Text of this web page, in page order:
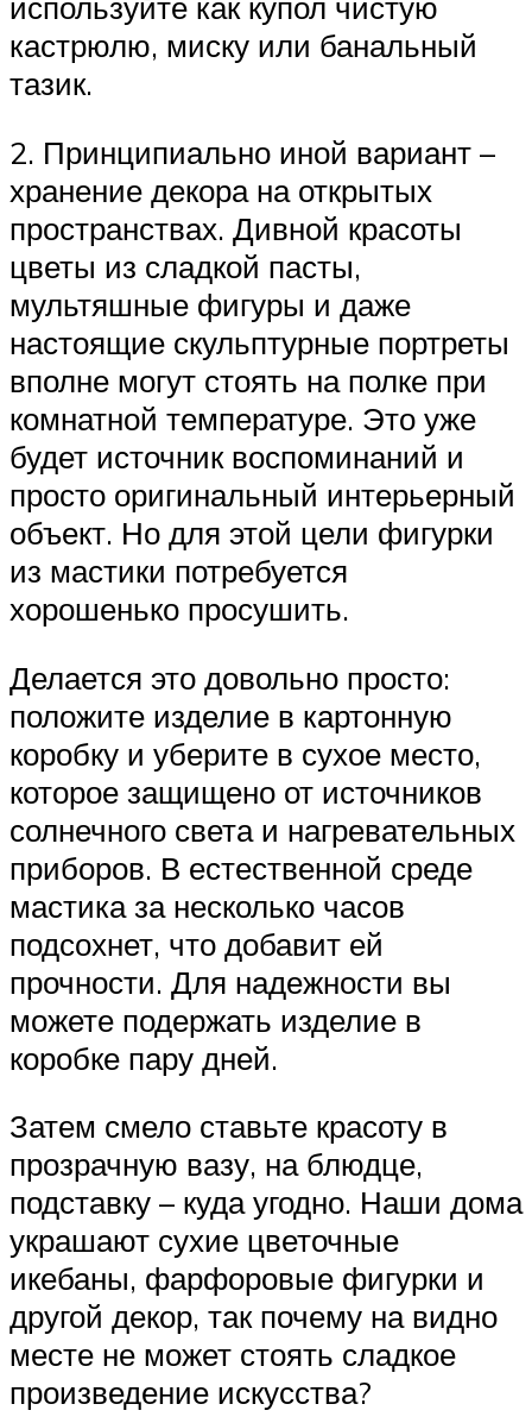
используйте как купол чистую
кастрюлю, миску или банальный
тазик.
2. Принципиально иной вариант –
хранение декора на открытых
пространствах. Дивной красоты
цветы из сладкой пасты,
мультяшные фигуры и даже
настоящие скульптурные портреты
вполне могут стоять на полке при
комнатной температуре. Это уже
будет источник воспоминаний и
просто оригинальный интерьерный
объект. Но для этой цели фигурки
из мастики потребуется
хорошенько просушить.
Делается это довольно просто:
положите изделие в картонную
коробку и уберите в сухое место,
которое защищено от источников
солнечного света и нагревательных
приборов. В естественной среде
мастика за несколько часов
подсохнет, что добавит ей
прочности. Для надежности вы
можете подержать изделие в
коробке пару дней.
Затем смело ставьте красоту в
прозрачную вазу, на блюдце,
подставку – куда угодно. Наши дома
украшают сухие цветочные
икебаны, фарфоровые фигурки и
другой декор, так почему на видно
месте не может стоять сладкое
произведение искусства?